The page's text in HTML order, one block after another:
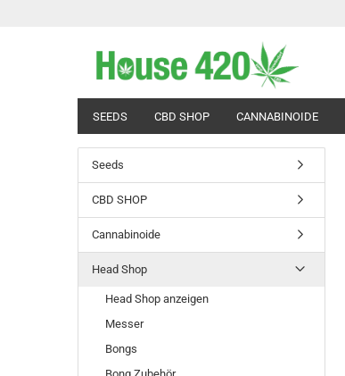
SEEDS CBD SHOP CANNABINOIDE
Seeds
CBD SHOP
Cannabinoide
Head Shop
Head Shop anzeigen
Messer
Bongs